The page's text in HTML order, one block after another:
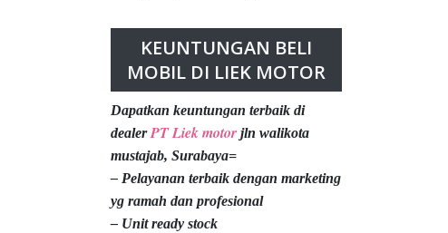
KEUNTUNGAN BELI
MOBIL DI LIEK MOTOR
Dapatkan keuntungan terbaik di
dealerPT Liek motor jln walikota
mustajab, Surabaya=
– Pelayanan terbaik dengan marketing
yg ramah dan profesional
– Unit ready stock